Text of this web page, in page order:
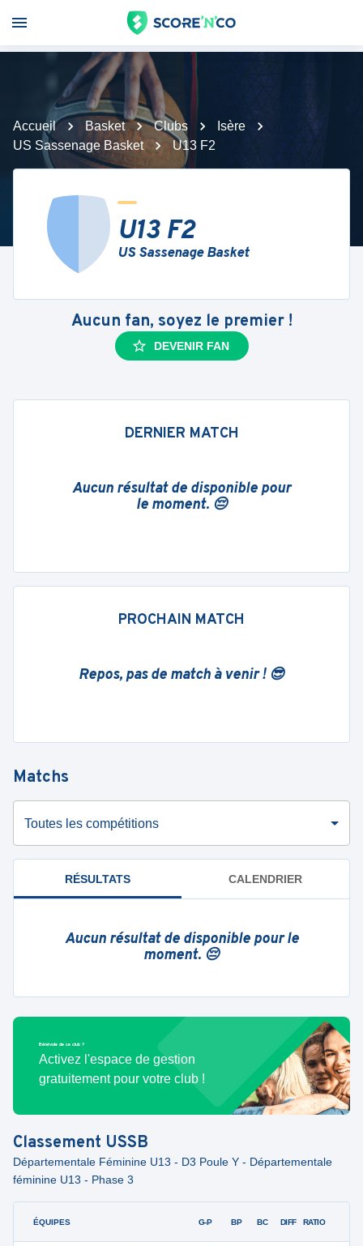
Accueil Basket Clubs
Isère
US Sassenage Basket
U13 F2
U13 F2
US Sassenage Basket
Aucun fan, soyez le premier !
DEVENIR FAN
DERNIER MATCH
Aucun résultat de disponible pour
le moment. 😔
PROCHAIN MATCH
Repos, pas de match à venir ! 😎
Matchs
Toutes les compétitions
RÉSULTATS CALENDRIER
Aucun résultat de disponible pour le
moment. 😔
Bénévole de ce club ?
Activez l'espace de gestion
gratuitement pour votre club !
Classement USSB
Départementale Féminine U13 - D3 Poule Y - Départementale
féminine U13 - Phase 3
ÉQUIPES G-P BP BC DIFF RATIO